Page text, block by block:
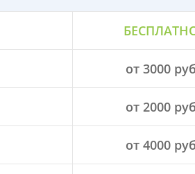
от 3000 руб
от 2000 руб
от 4000 руб